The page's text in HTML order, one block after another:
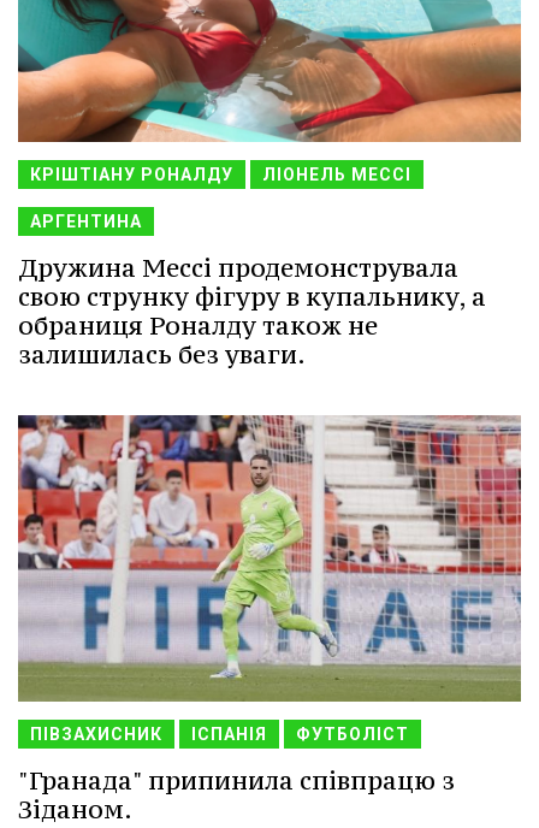
КРІШТІАНУ РОНАЛДУ ЛІОНЕЛЬ МЕССІ
АРГЕНТИНА
Дружина Мессі продемонструвала
свою струнку фігуру в купальнику, а
обраниця Роналду також не
залишилась без уваги.
ПІВЗАХИСНИК ІСПАНІЯ ФУТБОЛІСТ
"Гранада" припинила співпрацю з
Зіданом.